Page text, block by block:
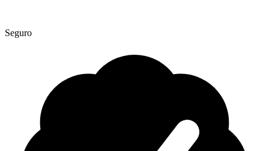
Seguro